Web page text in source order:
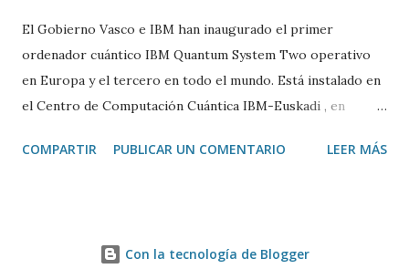
El Gobierno Vasco e IBM han inaugurado el primer
ordenador cuántico IBM Quantum System Two operativo
en Europa y el tercero en todo el mundo. Está instalado en
el Centro de Computación Cuántica IBM-Euskadi , en
siete metros de ancho por 4 de alto. Está encerrado en una
funcionamiento. La base de un ordenador cuántico son los
COMPARTIR PUBLICAR UN COMENTARIO LEER MÁS
Con la tecnología de Blogger